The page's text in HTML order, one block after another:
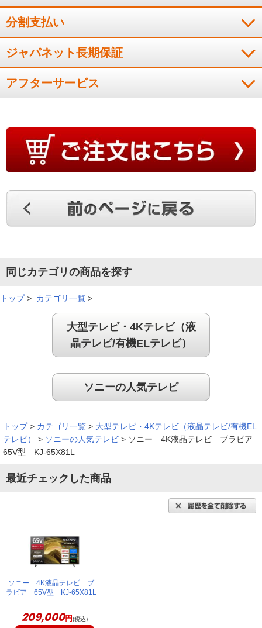
分割支払い
ジャパネット長期保証
アフターサービス
同じカテゴリの商品を探す
トップ> カテゴリ一覧 >
大型テレビ・4Kテレビ（液
晶テレビ/有機ELテレビ）
ソニーの人気テレビ
トップ > カテゴリ一覧 > 大型テレビ・4Kテレビ（液晶テレビ/有機EL
テレビ）
> ソニーの人気テレビ > ソニー 4K液晶テレビ ブラビア
65V型 KJ-65X81L
最近チェックした商品
ソニー 4K液晶テレビ ブ
ラビア 65V型 KJ-65X81L
209,000円(税込)